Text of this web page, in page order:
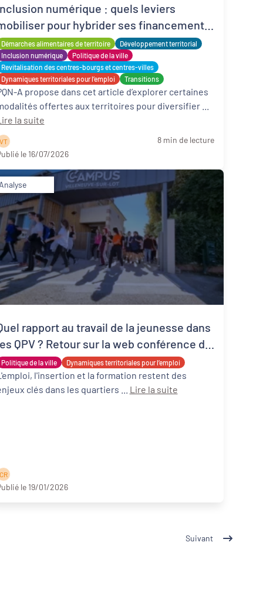
Démarches alimentaires de territoire
Développement territorial
Inclusion numérique
Politique de la ville
Revitalisation des centres-bourgs et centres-villes
Dynamiques territoriales pour l’emploi
Transitions
numérique : quels leviers
pour hybrider ses financements
A propose dans cet article d’explorer certaines
la suite
V T
8 min de lecture
le 16/07/2026
Analyse
Politique de la ville Dynamiques territoriales pour l’emploi
rapport au travail de la jeunesse dans
QPV ? Retour sur la web conférence du
décembre 2025
l'insertion et la formation restent des
Lire la suite
C R
le 19/01/2026
Suivant